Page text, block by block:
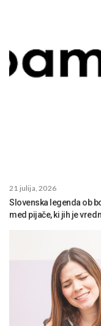
21 julija, 2026
Slovenska legenda ob
med pijače, ki jih je